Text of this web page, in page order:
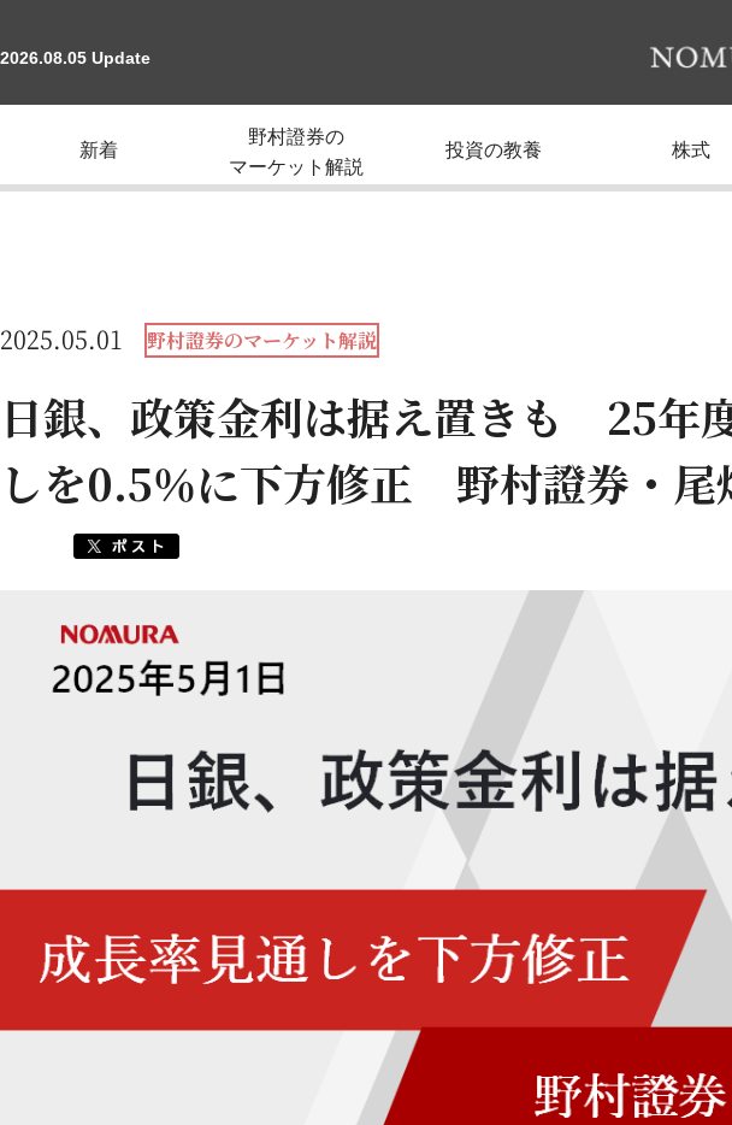
2026.08.05 Update
新着
野村證券の
マーケット解説
投資の教養 株式
2025.05.01 野村證券のマーケット解説
日銀、政策金利は据え置きも 25年
しを0.5％に下方修正 野村證券・尾